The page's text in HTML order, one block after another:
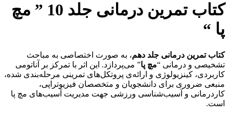
کتاب تمرین درمانی جلد 10 ” مچ
پا “
کتاب تمرین درمانی جلد دهم، به صورت اختصاصی به مباحث
تشخیصی و درمانی “مچ پا” می‌پردازد. این اثر با تمرکز بر آناتومی
کاربردی، کینزیولوژی و ارائه‌ی پروتکل‌های تمرینی مرحله‌بندی شده،
منبعی ضروری برای دانشجویان و متخصصان فیزیوتراپی،
کاردرمانی و آسیب‌شناسی ورزشی جهت مدیریت آسیب‌های مچ پا
است.